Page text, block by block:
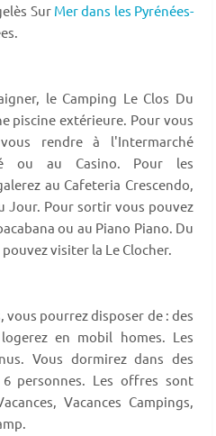
Sur Mer dans les Pyrénées-
le Camping Le Clos Du
piscine extérieure. Pour vous
rendre à l'Intermarché
ou au Casino. Pour les
au Cafeteria Crescendo,
Jour. Pour sortir vous pouvez
ou au Piano Piano. Du
visiter la Le Clocher.
vous pourrez disposer de : des
en mobil homes. Les
Vous dormirez dans des
personnes. Les offres sont
Vacances Campings,